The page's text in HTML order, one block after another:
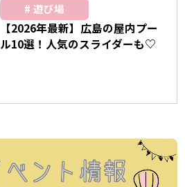
遊び場
【2026年最新】広島の屋内プー
ル10選！人気のスライダーも♡